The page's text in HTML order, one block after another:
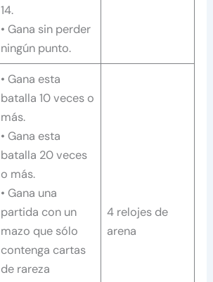
14.
• Gana sin perder
ningún punto.
• Gana esta
batalla 10 veces o
más.
• Gana esta
batalla 20 veces
o más.
• Gana una
partida con un
mazo que sólo
contenga cartas
de rareza
4 relojes de
arena